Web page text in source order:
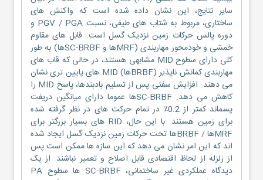
سایر نتایج، این نشان داده شده است که واکنش های
ساختاری، مربوط به شتاب های طیفی، نسبت PGV / PGA و
دوره پالس حرکات زمین نزدیک گسل است. قابل های مقاوم
خمشی و خودمحور مهاربندی (MRFها و SC-BRBFها) به طور
کلی دارای سطوح MID مشابهی هستند، در حالی که قاب های
مهاربندی کمانش ناپذیر (BRBFها) MID های پایین تری نشان
می دهند. افزایش سفتی پس از تسلیم بادبندها، پاسخ MID را
کاهش می دهد. SC-BRBFها عموما دارای میانگین دریفت
پسماند کمتر از 0.2٪ در تمام حرکت های در نظر گرفته شده
برای زمین هستند. با این حال، RID های بسیار بزرگتر برای
MRFها / BRBFها تحت حرکات زمین نزدیک گسل ایجاد شده
اند که این امر نشان می دهد که این سازه ها ممکن است پس
از زلزله از لحاظ اقتصادی قابل اصلاح و تعمیر نباشند. از یک
دیدگاه عملکردی غیر ساختمانی، SC-BRBF ها سطوح PA